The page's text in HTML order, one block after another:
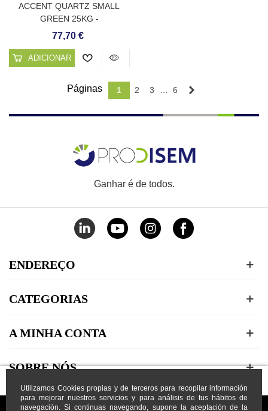
Utilizamos Cookies propias y de terceros para recopilar información
para mejorar nuestros servicios y para análisis de tus hábitos de
navegación. Si continuas navegando, supone la aceptación de la
ACCENT QUARTZ SMALL
GREEN 25KG -
REVESTIMENTO CONTÍNUO
PARA PISCINAS
77,70 €
ADICIONAR AO CARRINHO
Páginas 1 2 3 6
Ganhar é de todos.
ENDEREÇO
CATEGORIAS
A MINHA CONTA
SOBRE NÓS